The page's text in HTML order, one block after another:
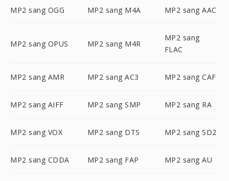
MP2 sang OGG MP2 sang M4A MP2 sang AAC
MP2 sang OPUS MP2 sang M4R
MP2 sang
FLAC
MP2 sang AMR MP2 sang AC3 MP2 sang CAF
MP2 sang AIFF MP2 sang SMP MP2 sang RA
MP2 sang VOX MP2 sang DTS MP2 sang SD2
MP2 sang CDDA MP2 sang FAP MP2 sang AU